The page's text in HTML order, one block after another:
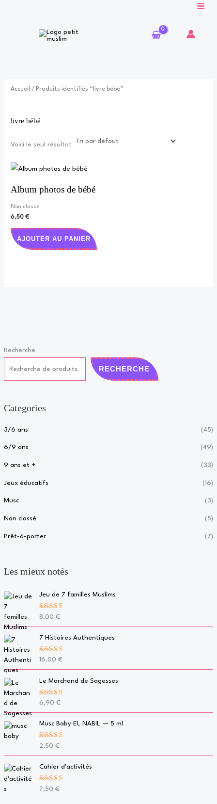
Recherche
RECHERCHE
Categories
3/6 ans (45)
6/9 ans (49)
9 ans et + (33)
Jeux éducatifs (16)
Musc (3)
Non classé (5)
Prêt-à-porter (7)
Les mieux notés
Jeu de 7 familles Muslims
Note
8,00 €
7 Histoires Authentiques
Note5.00
16,00 €
Le Marchand de Sagesses
Note5.00
6,90 €
Musc Baby EL NABIL — 5 ml
Note
2,50 €
Cahier d'activités
Note
7,50 €
Accueil / Produits identifiés “livre bébé”
livre bébé
Voici le seul résultat
Album photos de bébé
Non classé
6,50€
AJOUTER AU PANIER